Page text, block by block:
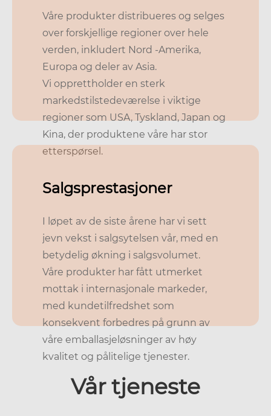
Våre produkter distribueres og selges
over forskjellige regioner over hele
verden, inkludert Nord -Amerika,
Europa og deler av Asia.
Vi opprettholder en sterk
markedstilstedeværelse i viktige
regioner som USA, Tyskland, Japan og
Kina, der produktene våre har stor
etterspørsel.
Salgsprestasjoner
I løpet av de siste årene har vi sett
jevn vekst i salgsytelsen vår, med en
betydelig økning i salgsvolumet.
Våre produkter har fått utmerket
mottak i internasjonale markeder,
med kundetilfredshet som
konsekvent forbedres på grunn av
våre emballasjeløsninger av høy
kvalitet og pålitelige tjenester.
Vår tjeneste